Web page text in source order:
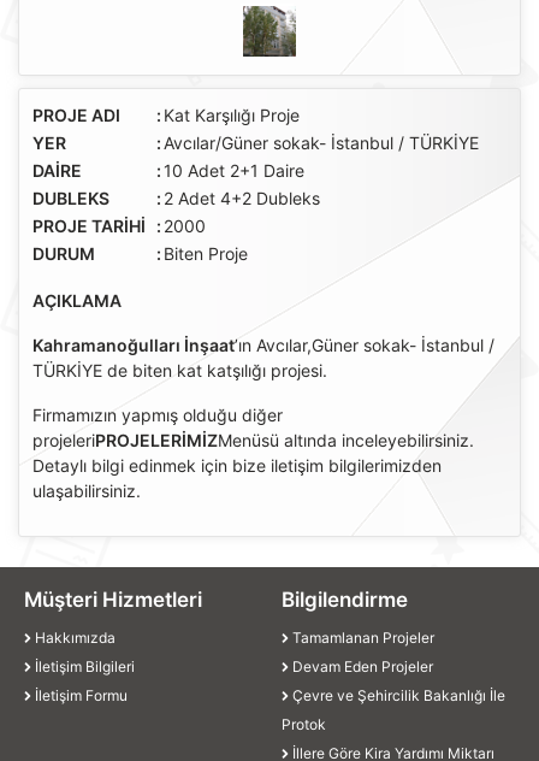
PROJE ADI : Kat Karşılığı Proje
YER
:Avcılar/Güner sokak- İstanbul / TÜRKİYE
DAİRE
:10 Adet 2+1 Daire
DUBLEKS
: 2 Adet 4+2 Dubleks
PROJE TARİHİ
: 2000
DURUM
: Biten Proje
AÇIKLAMA
Kahramanoğulları İnşaat’ın Avcılar,Güner sokak- İstanbul /
TÜRKİYE de biten kat katşılığı projesi.
Firmamızın yapmış olduğu diğer
projeleriPROJELERİMİZMenüsü altında inceleyebilirsiniz.
Detaylı bilgi edinmek için bize iletişim bilgilerimizden
ulaşabilirsiniz.
Müşteri Hizmetleri
Hakkımızda
İletişim Bilgileri
İletişim Formu
Bilgilendirme
Tamamlanan Projeler
Devam Eden Projeler
Çevre ve Şehircilik Bakanlığı İle
Protok
İllere Göre Kira Yardımı Miktarı